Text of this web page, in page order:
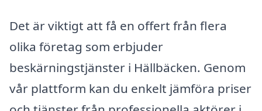
Det är viktigt att få en offert från flera
olika företag som erbjuder
beskärningstjänster i Hällbäcken. Genom
vår plattform kan du enkelt jämföra priser